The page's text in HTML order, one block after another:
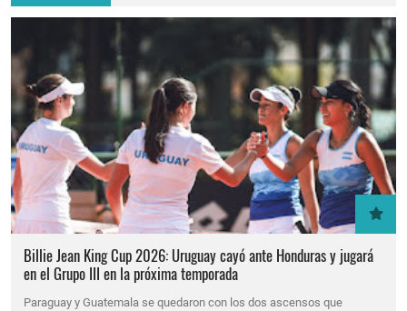
Billie Jean King Cup 2026: Uruguay cayó ante Honduras y jugará
en el Grupo III en la próxima temporada
Paraguay y Guatemala se quedaron con los dos ascensos que